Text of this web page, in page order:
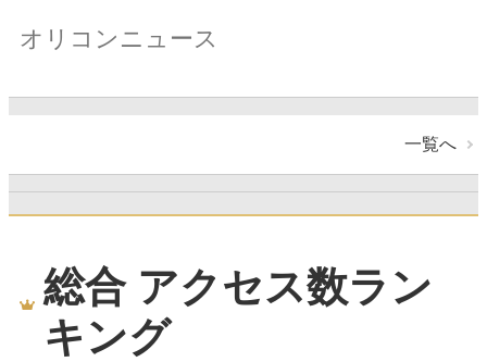
オリコンニュース
一覧へ
総合 アクセス数ラン
キング